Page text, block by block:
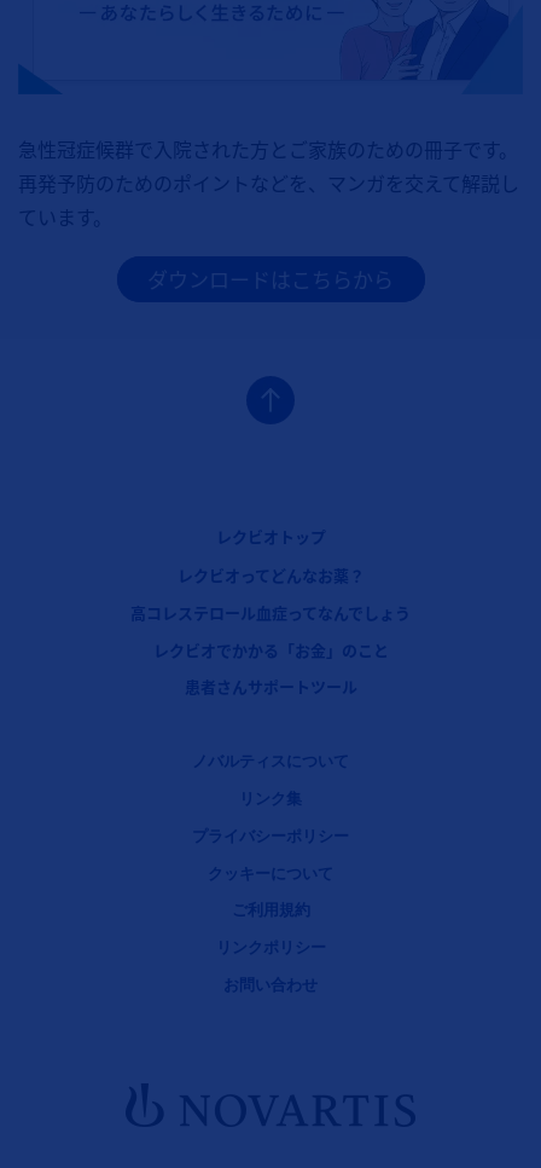
急性冠症候群で入院された方とご家族のための冊子です。
再発予防のためのポイントなどを、マンガを交えて解説し
ています。
ダウンロードはこちらから
レクビオトップ
レクビオってどんなお薬？
高コレステロール血症ってなんでしょう
レクビオでかかる「お金」のこと
患者さんサポートツール
Legal [Footer Second]ノバルティスについて
リンク集
プライバシーポリシー
クッキーについて
ご利用規約
リンクポリシー
お問い合わせ